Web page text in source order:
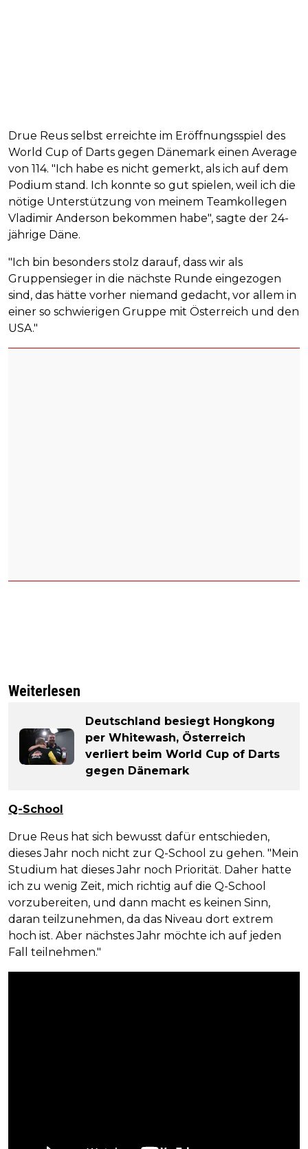
Drue Reus selbst erreichte im Eröffnungsspiel des
World Cup of Darts gegen Dänemark einen Average
von 114. "Ich habe es nicht gemerkt, als ich auf dem
Podium stand. Ich konnte so gut spielen, weil ich die
nötige Unterstützung von meinem Teamkollegen
Vladimir Anderson bekommen habe", sagte der 24-
jährige Däne.
"Ich bin besonders stolz darauf, dass wir als
Gruppensieger in die nächste Runde eingezogen
sind, das hätte vorher niemand gedacht, vor allem in
einer so schwierigen Gruppe mit Österreich und den
USA."
Weiterlesen
Deutschland besiegt Hongkong
per Whitewash, Österreich
verliert beim World Cup of Darts
gegen Dänemark
Q-School
Drue Reus hat sich bewusst dafür entschieden,
dieses Jahr noch nicht zur Q-School zu gehen. "Mein
Studium hat dieses Jahr noch Priorität. Daher hatte
ich zu wenig Zeit, mich richtig auf die Q-School
vorzubereiten, und dann macht es keinen Sinn,
daran teilzunehmen, da das Niveau dort extrem
hoch ist. Aber nächstes Jahr möchte ich auf jeden
Fall teilnehmen."